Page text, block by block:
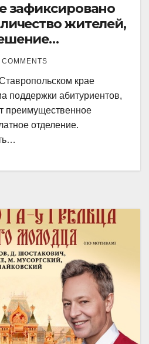
зафиксировано
жителей,
мерами, с
в
в районе.
COMMENTS
крае
поддержки абитуриентов,
преимущественное
отделение.